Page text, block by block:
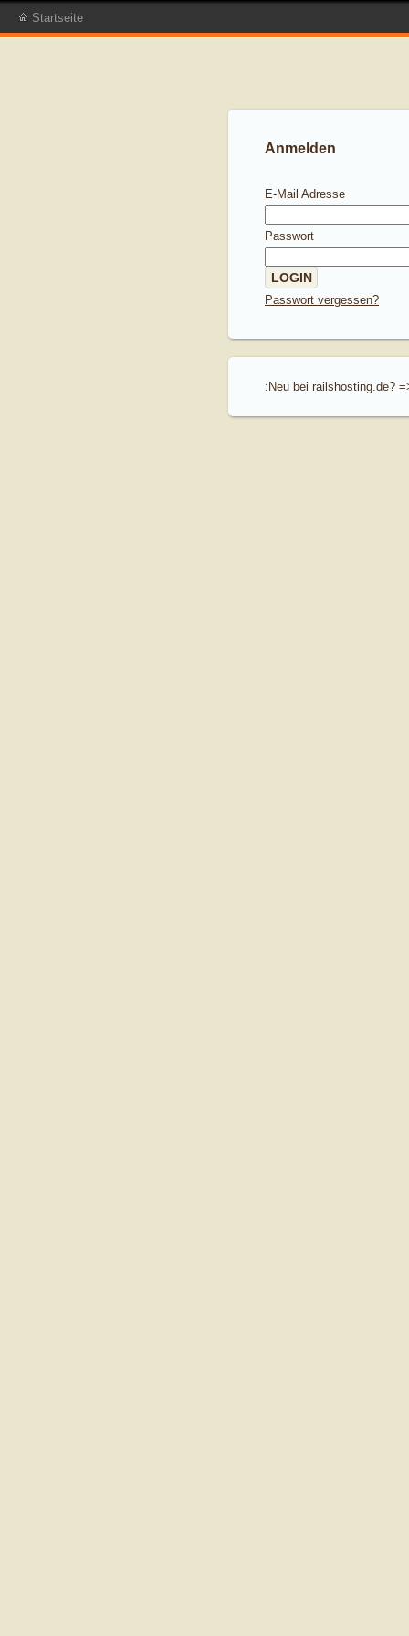
Startseite
Anmelden
E-Mail Adresse
Passwort
Passwort vergessen?
:Neu bei railshosting.de?